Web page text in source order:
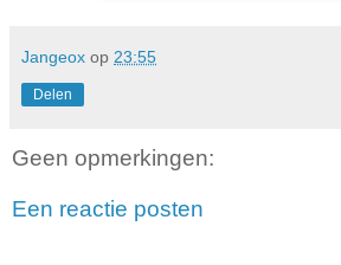
Jangeox op 23:55
Delen
Geen opmerkingen:
Een reactie posten